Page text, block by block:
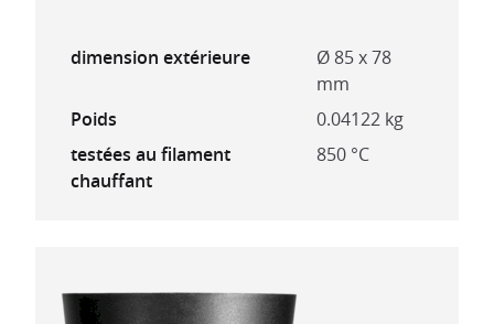
dimension extérieure
Ø 85 x 78
mm
Poids
0.04122 kg
testées au filament
chauffant
850 °C